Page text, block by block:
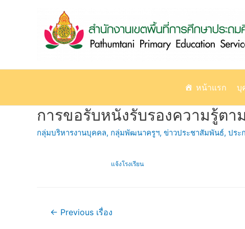
หน้าแรก บุ
การขอรับหนังรับรองความรู้ต
กลุ่มบริหารงานบุคคล, กลุ่มพัฒนาครูฯ, ข่าวประชาสัมพันธ์, ประ
แจ้งโรงเรียน
แนะแนว
← Previous เรื่อง